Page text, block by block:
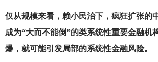
仅从规模来看，赖小民治下，疯狂扩张的
成为“大而不能倒”的类系统性重要金融机
爆，就可能引发局部的系统性金融风险。